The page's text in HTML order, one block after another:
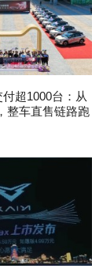
超1000台：从
整车直售链路跑